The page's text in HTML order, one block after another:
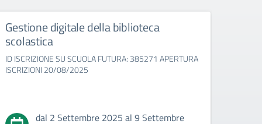
Gestione digitale della biblioteca
scolastica
ID ISCRIZIONE SU SCUOLA FUTURA: 385271 APERTURA
ISCRIZIONI 20/08/2025
dal 2 Settembre 2025 al 9 Settembre